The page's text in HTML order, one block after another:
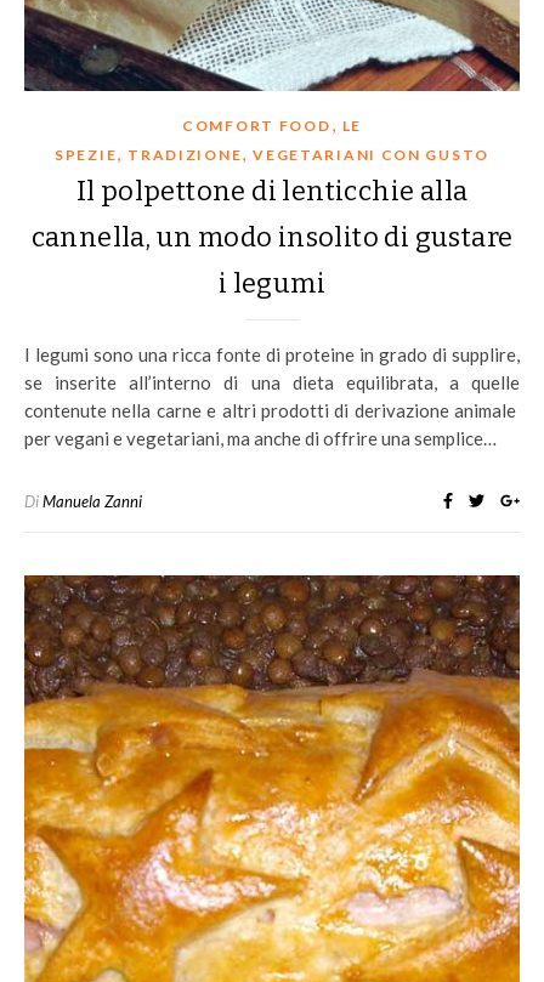
COMFORT FOOD
LE
SPEZIE
TRADIZIONE ,VEGETARIANI CON GUSTO
Il polpettone di lenticchie alla
cannella, un modo insolito di gustare
i legumi
I legumi sono una ricca fonte di proteine in grado di supplire,
se inserite all’interno di una dieta equilibrata, a quelle
contenute nella carne e altri prodotti di derivazione animale
per vegani e vegetariani, ma anche di offrire una semplice…
DiManuela Zanni